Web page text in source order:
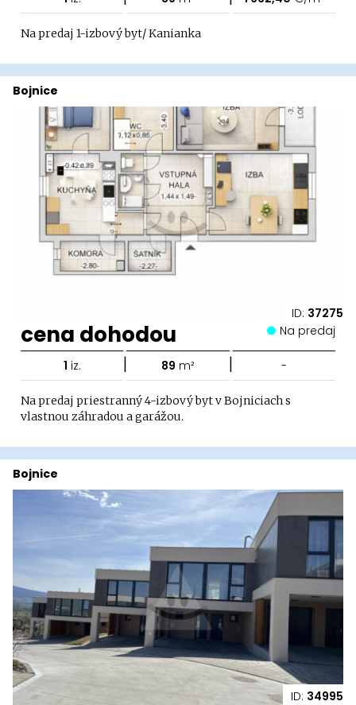
Na predaj 1-izbový byt/ Kanianka
ID: 37275
Bojnice
cena dohodou Na predaj
1 iz. | 89 m² | -
Na predaj priestranný 4-izbový byt v Bojniciach s
vlastnou záhradou a garážou.
ID: 34995
Bojnice